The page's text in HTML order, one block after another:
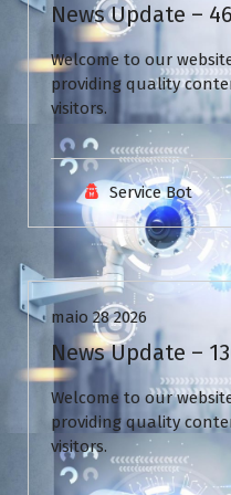
News Update –
Welcome to our
providing quality
visitors.
Service Bot
Uncategorized
maio 28 2026
News Update –
Welcome to our
providing quality
visitors.